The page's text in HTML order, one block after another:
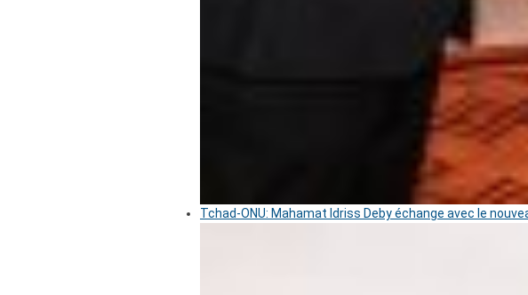
Tchad-ONU: Mahamat Idriss Deby échange avec le